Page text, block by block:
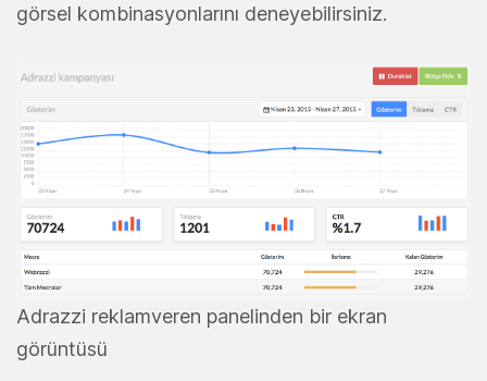
görsel kombinasyonlarını deneyebilirsiniz.
Adrazzi reklamveren panelinden bir ekran
görüntüsü